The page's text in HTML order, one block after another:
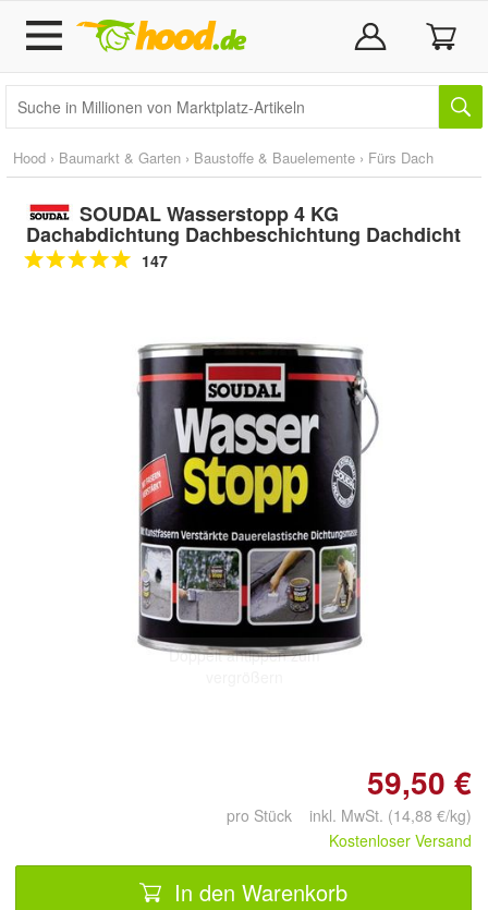
Hood › Baumarkt & Garten › Baustoffe & Bauelemente › Fürs Dach
SOUDAL Wasserstopp 4 KG
Dachabdichtung Dachbeschichtung Dachdicht
147
Doppelt antippen zum
59,50 €
pro Stück inkl. MwSt. (14,88 €/kg)
Kostenloser Versand
In den Warenkorb